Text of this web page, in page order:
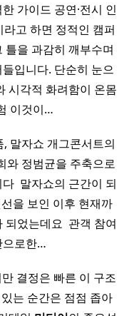
가이드 공연·전시 인
고 하면 정적인 캠퍼
틀을 과감히 깨부수며
입니다. 단순히 눈으
시각적 화려함이 온몸
이것이…
말자쇼 개그콘서트의
와 정범균을 주축으로
말자쇼의 근간이 되
을 보인 이후 현재까
었는데요 ​ 관객 참여
으로한…
결정은 빠른 이 구조
는 순간은 점점 좁아